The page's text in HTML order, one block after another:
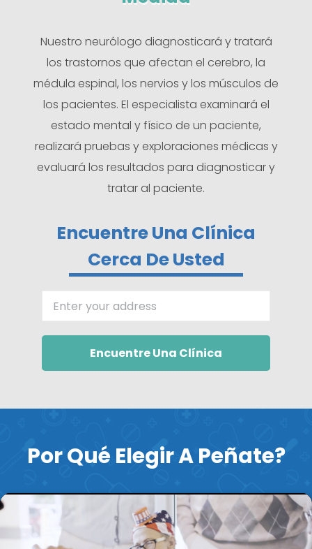
Nuestro neurólogo diagnosticará y tratará
los trastornos que afectan el cerebro, la
médula espinal, los nervios y los músculos de
los pacientes. El especialista examinará el
estado mental y físico de un paciente,
realizará pruebas y exploraciones médicas y
evaluará los resultados para diagnosticar y
tratar al paciente.
Encuentre Una Clínica
Cerca De Usted
Enter your address
Encuentre Una Clínica
Por Qué Elegir A Peñate?